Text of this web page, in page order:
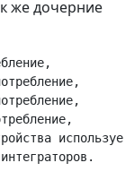
же дочерние